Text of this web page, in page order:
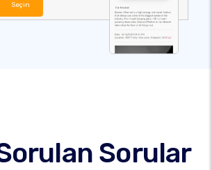
Seçin
Sorular